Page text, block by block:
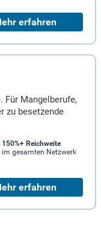
erfahren
Für Mangelberufe,
zu besetzende
150%+ Reichweite
im gesamten Netzwerk
erfahren